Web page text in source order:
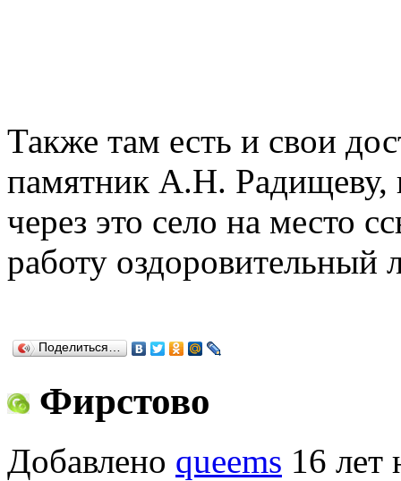
Также там есть и свои
памятник А.Н. Радищеву,
через это село на место
работу оздоровительный
Поделиться…
Фирстово
Добавлено queems 16 лет